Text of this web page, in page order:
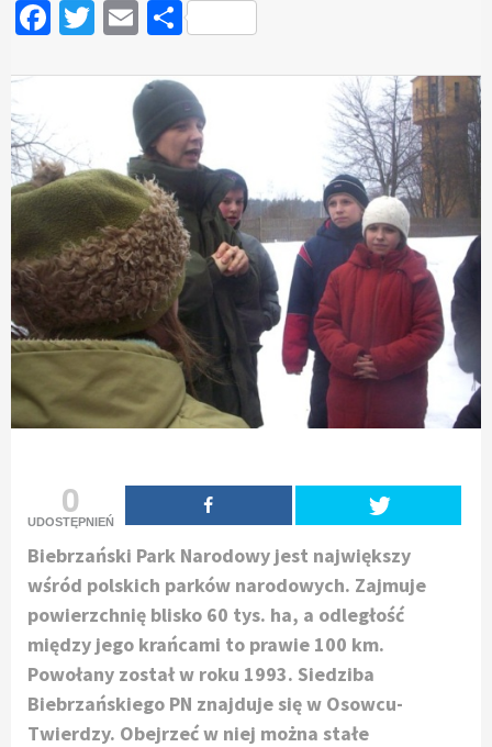
Facebook
Twitter
EmailPodziel
0
UDOSTĘPNIEŃ
Biebrzański Park Narodowy jest największy
wśród polskich parków narodowych. Zajmuje
powierzchnię blisko 60 tys. ha, a odległość
między jego krańcami to prawie 100 km.
Powołany został w roku 1993. Siedziba
Biebrzańskiego PN znajduje się w Osowcu-
Twierdzy. Obejrzeć w niej można stałe